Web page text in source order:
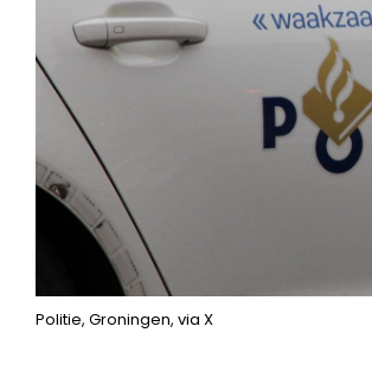
Politie, Groningen, via X